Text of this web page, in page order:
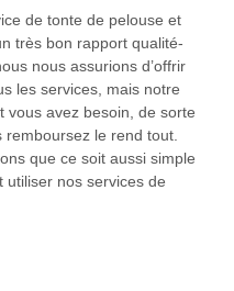
de tonte de pelouse et
très bon rapport qualité-
nous assurions d’offrir
les services, mais notre
vous avez besoin, de sorte
le rend tout.
que ce soit aussi simple
nos services de